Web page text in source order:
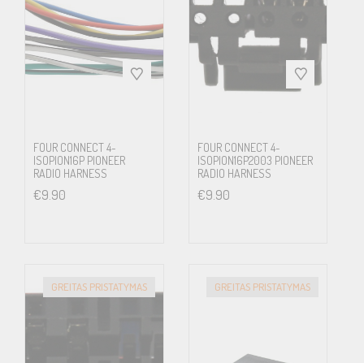
FOUR CONNECT 4-
ISOPION16P PIONEER
RADIO HARNESS
€9.90
FOUR CONNECT 4-
ISOPION16P2003 PIONEER
RADIO HARNESS
€9.90
GREITAS PRISTATYMAS GREITAS PRISTATYMAS